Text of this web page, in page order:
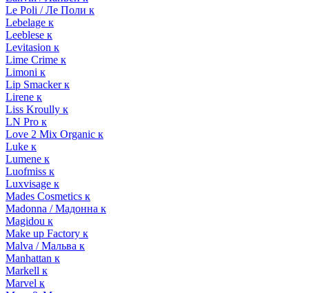
Le Poli / Ле Поли к
Lebelage к
Leeblese к
Levitasion к
Lime Crime к
Limoni к
Lip Smacker к
Lirene к
Liss Kroully к
LN Pro к
Love 2 Mix Organic к
Luke к
Lumene к
Luofmiss к
Luxvisage к
Mades Cosmetics к
Madonna / Мадонна к
Magidou к
Make up Factory к
Malva / Мальва к
Manhattan к
Markell к
Marvel к